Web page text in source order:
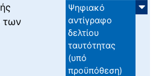
των
Ψηφιακό
αντίγραφο
δελτίου
ταυτότητας
(υπό
προϋπόθεση)